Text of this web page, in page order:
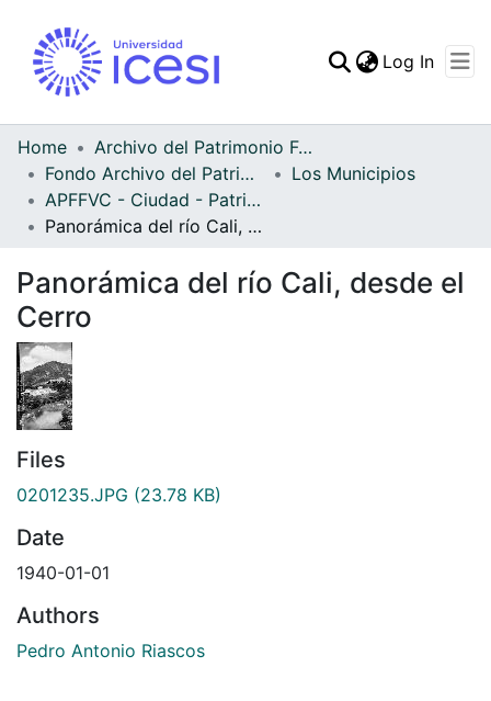
Statistics
Log In
Home
Archivo del Patrimonio Fotográfico y Fílmico del Valle del Cauca
Fondo Archivo del Patrimonio Fotográfico y Fílmico del Valle del Cauca
Los Municipios
APFFVC - Ciudad - Patrimonial
Panorámica del río Cali, desde el Cerro
Panorámica del río Cali, desde el
Cerro
Files
0201235.JPG (23.78 KB)
Date
1940-01-01
Authors
Pedro Antonio Riascos